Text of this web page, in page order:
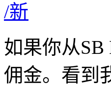
/新
如果你从SB
佣金。看到